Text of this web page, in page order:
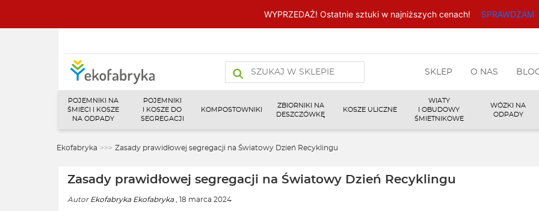
WYPRZEDAŻ! Ostatnie sztuki w najniższych cenach! SPRAWDZAM
produktów
SKLEP O NAS
POJEMNIKI NA
ŚMIECI I KOSZE
NA ODPADY
POJEMNIKI
I KOSZE DO
SEGREGACJI
KOMPOSTOWNIKI
ZBIORNIKI NA
DESZCZÓWKĘ
KOSZE ULICZNE
WIATY
I OBUDOWY
ŚMIETNIKOWE
WÓZKI NA
ODPADY
Ekofabryka >>> Zasady prawidłowej segregacji na Światowy Dzień Recyklingu
Zasady prawidłowej segregacji na Światowy Dzień Recyklingu
Autor Ekofabryka Ekofabryka , 18 marca 2024